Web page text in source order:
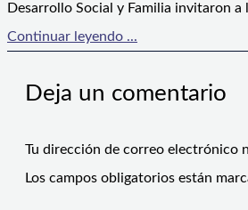
Desarrollo Social y Familia invitaron
Continuar leyendo ...
Deja un comentario
Tu dirección de correo electrónico
Los campos obligatorios están